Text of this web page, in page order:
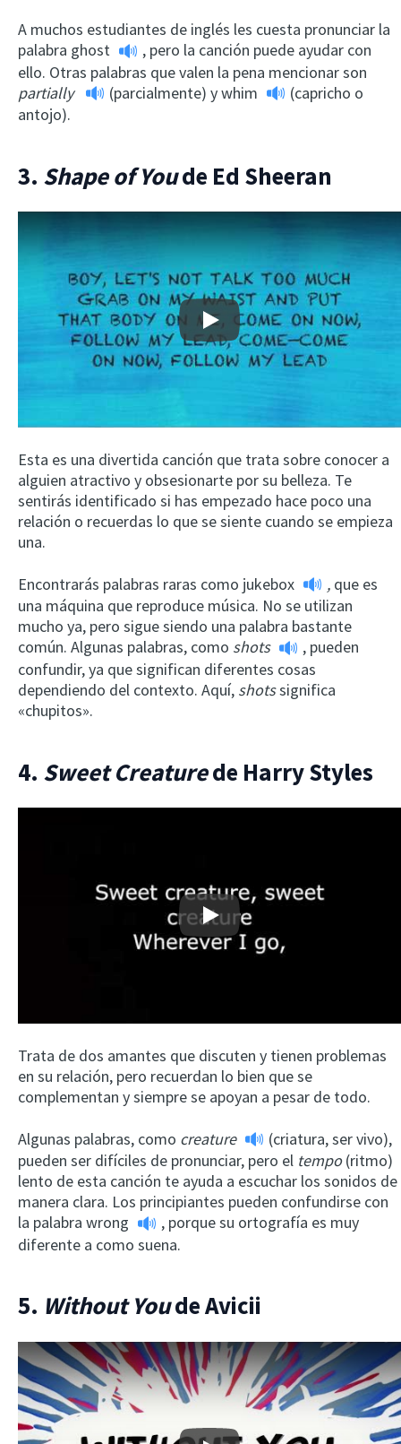
A muchos estudiantes de inglés les cuesta pronunciar la
palabra ghost
, pero la canción puede ayudar con
ello. Otras palabras que valen la pena mencionar son
partially
(parcialmente) ywhim
(capricho o
antojo).
3. Shape of Youde Ed Sheeran
Play
Esta es una divertida canción que trata sobre conocer a
alguien atractivo y obsesionarte por su belleza. Te
sentirás identificado si has empezado hace poco una
relación o recuerdas lo que se siente cuando se empieza
una.
Encontrarás palabras raras como jukebox , que es
una máquina que reproduce música. No se utilizan
mucho ya, pero sigue siendo una palabra bastante
común. Algunas palabras, como shots
, pueden
confundir, ya que significan diferentes cosas
dependiendo del contexto. Aquí, shotssignifica
«chupitos».
4. Sweet Creaturede Harry Styles
Play
Trata de dos amantes que discuten y tienen problemas
en su relación, pero recuerdan lo bien que se
complementan y siempre se apoyan a pesar de todo.
Algunas palabras, como creature
(criatura, ser vivo),
pueden ser difíciles de pronunciar, pero el tempo(ritmo)
lento de esta canción te ayuda a escuchar los sonidos de
manera clara. Los principiantes pueden confundirse con
la palabra wrong
, porque su ortografía es muy
diferente a como suena.
5. Without Youde Avicii